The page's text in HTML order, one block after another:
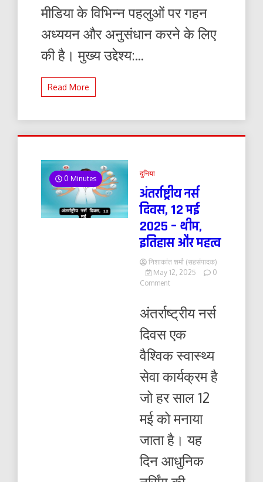
उद्देश्य
मीडिया के विभिन्न पहलुओं पर गहन
अध्ययन और अनुसंधान करने के लिए
की है। मुख्य उद्देश्य:...
Read More
0 Minutes
दुनिया
अंतर्राष्ट्रीय नर्स
दिवस, 12 मई
2025 – थीम,
इतिहास और महत्व
निशाकांत शर्मा (सहसंपादक)
May 12, 2025
0
Commenton
दिवस,
मई
–
इतिहास
महत्व
अंतर्राष्ट्रीय नर्स
दिवस एक
वैश्विक स्वास्थ्य
सेवा कार्यक्रम है
जो हर साल 12
मई को मनाया
जाता है। यह
दिन आधुनिक